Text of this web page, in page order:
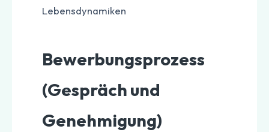
Lebensdynamiken
Bewerbungsprozess
(Gespräch und
Genehmigung)